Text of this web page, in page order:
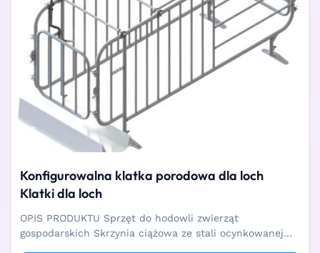
Konfigurowalna klatka porodowa dla loch
Klatki dla loch
OPIS PRODUKTU Sprzęt do hodowli zwierząt
gospodarskich Skrzynia ciążowa ze stali ocynkowanej